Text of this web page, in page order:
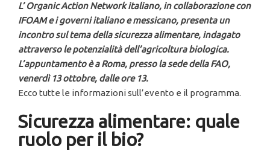
L’ Organic Action Network italiano, in collaborazione con
IFOAM e i governi italiano e messicano, presenta un
incontro sul tema della sicurezza alimentare, indagato
attraverso le potenzialità dell’agricoltura biologica.
L’appuntamento è a Roma, presso la sede della FAO,
venerdì 13 ottobre, dalle ore 13.
Ecco tutte le informazioni sull’evento e il programma.
Sicurezza alimentare: quale
ruolo per il bio?